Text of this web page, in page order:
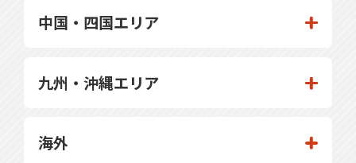
中国・四国エリア
九州・沖縄エリア
海外